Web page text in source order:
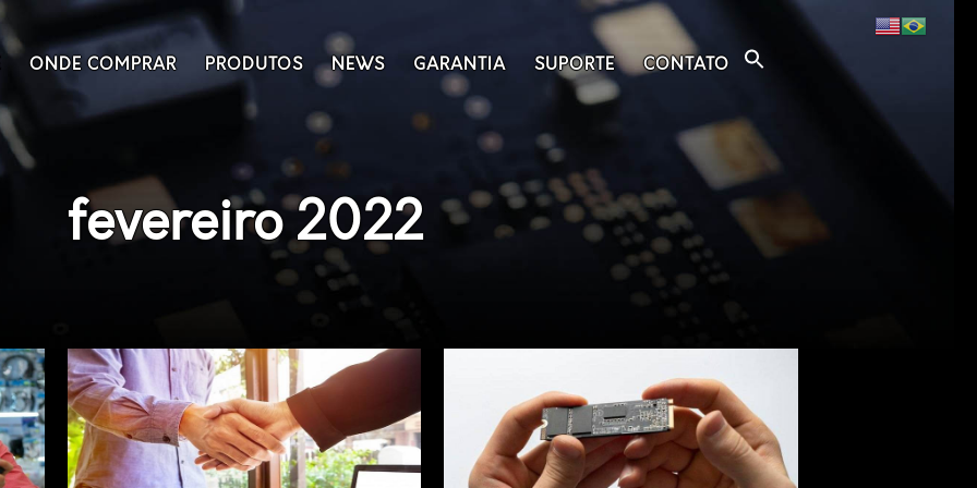
ONDE COMPRAR PRODUTOS NEWS GARANTIA SUPORTE CONTATO
fevereiro 2022